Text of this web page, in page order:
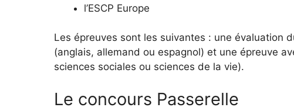
l’ESCP Europe
Les épreuves sont les suivantes : une évaluation
(anglais, allemand ou espagnol) et une épreuve
sciences sociales ou sciences de la vie).
Le concours Passerelle